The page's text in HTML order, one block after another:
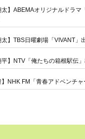
太】ABEMAオリジナルドラマ
太】TBS日曜劇場「VIVANT」
平】NTV「俺たちの箱根駅伝
】NHK FM「青春アドベンチ